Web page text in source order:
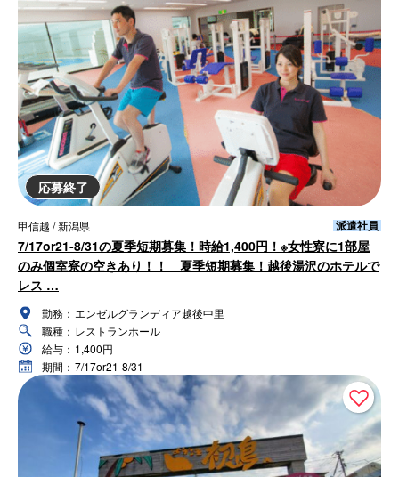
応募終了
甲信越 / 新潟県 派遣社員
7/17or21-8/31の夏季短期募集！時給1,400円！※女性寮に1部屋
のみ個室寮の空きあり！！ 夏季短期募集！越後湯沢のホテルで
レス …
勤務： エンゼルグランディア越後中里
職種： レストランホール
給与： 1,400円
期間： 7/17or21-8/31